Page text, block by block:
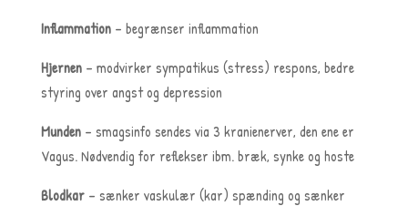
Inflammation– begrænser inflammation
Hjernen– modvirker sympatikus (stress) respons, bedre
styring over angst og depression
Munden– smagsinfo sendes via 3 kranienerver, den ene er
Vagus. Nødvendig for reflekser ibm. bræk, synke og hoste
Blodkar– sænker vaskulær (kar) spænding og sænker